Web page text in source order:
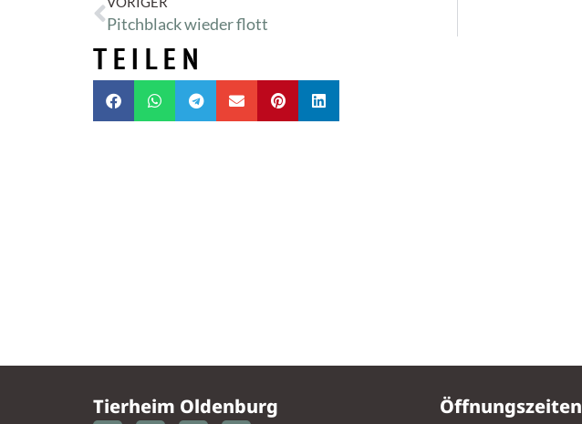
Pitchblack wieder flott
TEILEN
Tierheim Oldenburg Öffnungszeiten